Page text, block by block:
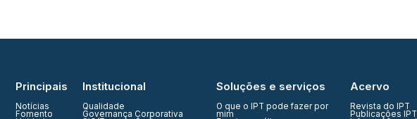
Principais
Notícias
Fomento
Institucional
Qualidade
Governança Corporativa
Soluções e serviços
O que o IPT pode fazer por
mim
Acervo
Revista do IPT
Publicações IPT